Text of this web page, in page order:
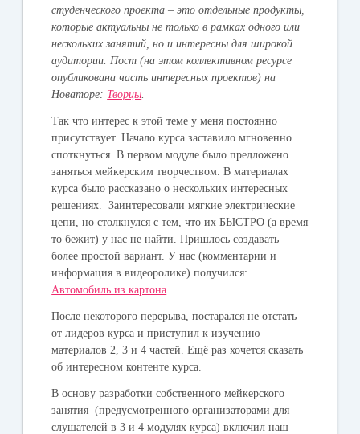
студенческого проекта – это отдельные продукты,
которые актуальны не только в рамках одного или
нескольких занятий, но и интересны для широкой
аудитории. Пост (на этом коллективном ресурсе
опубликована часть интересных проектов) на
Новаторе: Творцы
Так что интерес к этой теме у меня постоянно
присутствует. Начало курса заставило мгновенно
споткнуться. В первом модуле было предложено
заняться мейкерским творчеством. В материалах
курса было рассказано о нескольких интересных
решениях. Заинтересовали мягкие электрические
цепи, но столкнулся с тем, что их БЫСТРО (а время
то бежит) у нас не найти. Пришлось создавать
более простой вариант. У нас (комментарии и
информация в видеоролике) получился:
Автомобиль из картона
После некоторого перерыва, постарался не отстать
от лидеров курса и приступил к изучению
материалов 2, 3 и 4 частей. Ещё раз хочется сказать
об интересном контенте курса.
В основу разработки собственного мейкерского
занятия (предусмотренного организаторами для
слушателей в 3 и 4 модулях курса) включил наш